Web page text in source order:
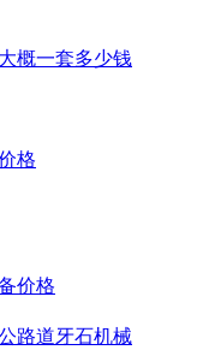
概一套多少钱
格
价格
路道牙石机械